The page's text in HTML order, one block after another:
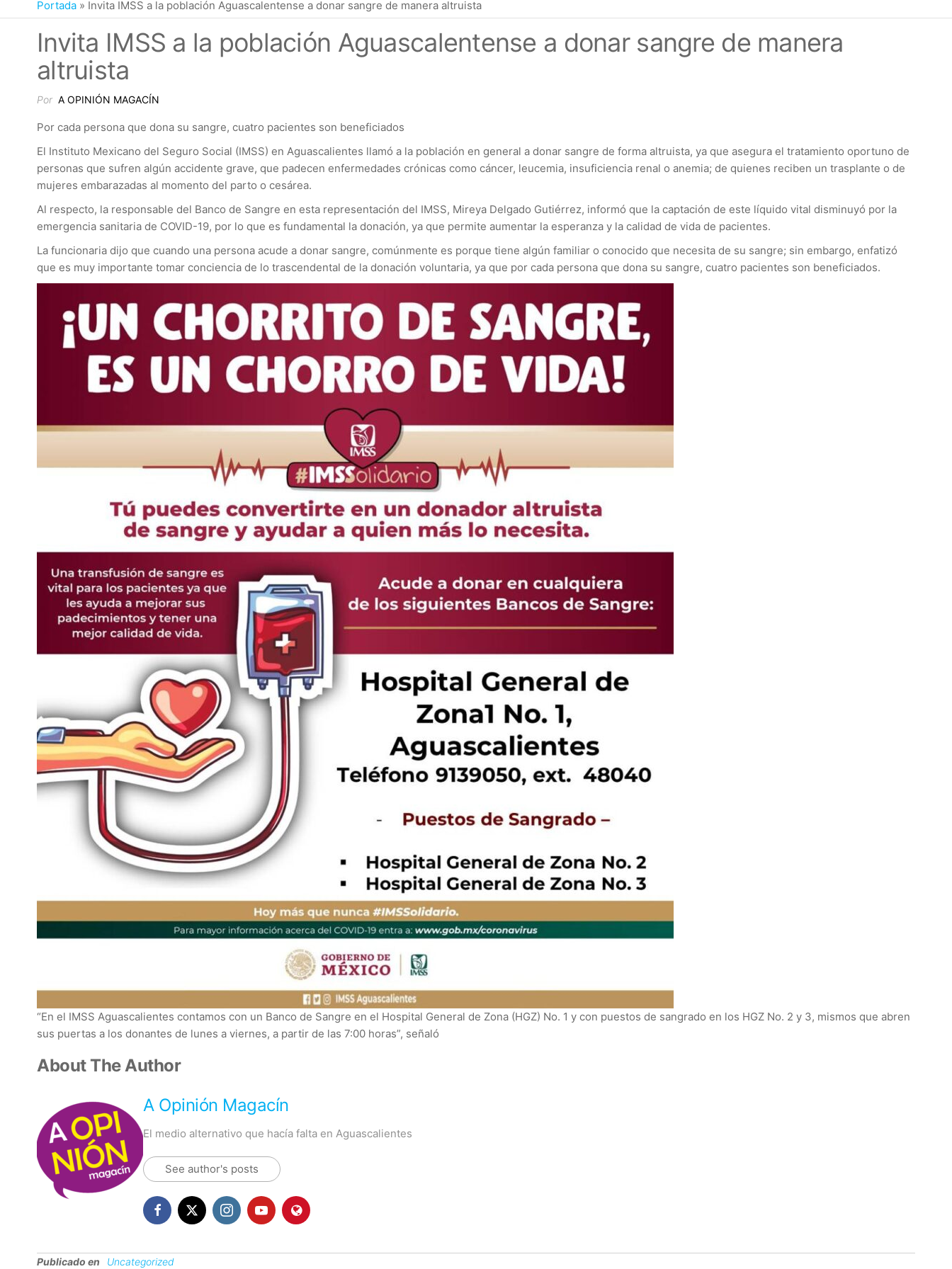
Portada » Invita IMSS a la población Aguascalentense a donar sangre de manera altruista
Invita IMSS a la población Aguascalentense a donar sangre de manera
altruista
Por A OPINIÓN MAGACÍN
Por cada persona que dona su sangre, cuatro pacientes son beneficiados
El Instituto Mexicano del Seguro Social (IMSS) en Aguascalientes llamó a la población en general a donar sangre de forma altruista, ya que asegura el tratamiento oportuno de
personas que sufren algún accidente grave, que padecen enfermedades crónicas como cáncer, leucemia, insuficiencia renal o anemia; de quienes reciben un trasplante o de
mujeres embarazadas al momento del parto o cesárea.
Al respecto, la responsable del Banco de Sangre en esta representación del IMSS, Mireya Delgado Gutiérrez, informó que la captación de este líquido vital disminuyó por la
emergencia sanitaria de COVID-19, por lo que es fundamental la donación, ya que permite aumentar la esperanza y la calidad de vida de pacientes.
La funcionaria dijo que cuando una persona acude a donar sangre, comúnmente es porque tiene algún familiar o conocido que necesita de su sangre; sin embargo, enfatizó
que es muy importante tomar conciencia de lo trascendental de la donación voluntaria, ya que por cada persona que dona su sangre, cuatro pacientes son beneficiados.
“En el IMSS Aguascalientes contamos con un Banco de Sangre en el Hospital General de Zona (HGZ) No. 1 y con puestos de sangrado en los HGZ No. 2 y 3, mismos que abren
sus puertas a los donantes de lunes a viernes, a partir de las 7:00 horas”, señaló
About The Author
A Opinión Magacín
El medio alternativo que hacía falta en Aguascalientes
See author's posts
Publicado en Uncategorized